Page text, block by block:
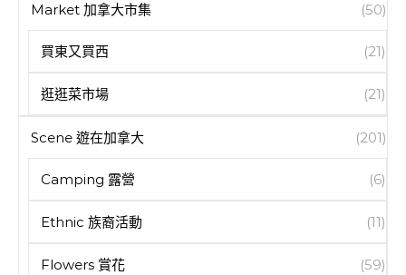
Market 加拿大市集 (50)
買東又買西 (21)
逛逛菜市場 (21)
Scene 遊在加拿大 (201)
Camping 露營 (6)
Ethnic 族裔活動 (11)
Flowers 賞花 (59)